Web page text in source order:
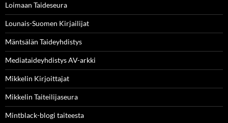
Loimaan Taideseura
Lounais-Suomen Kirjailijat
Mäntsälän Taideyhdistys
Mediataideyhdistys AV-arkki
Mikkelin Kirjoittajat
Mikkelin Taiteilijaseura
Mintblack-blogi taiteesta